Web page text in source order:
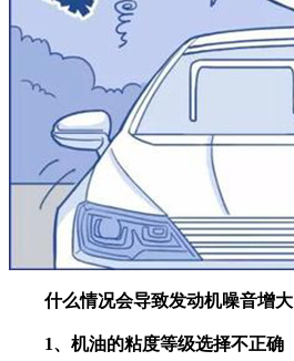
什么情况会导致发动机噪音增大
1、机油的粘度等级选择不正确